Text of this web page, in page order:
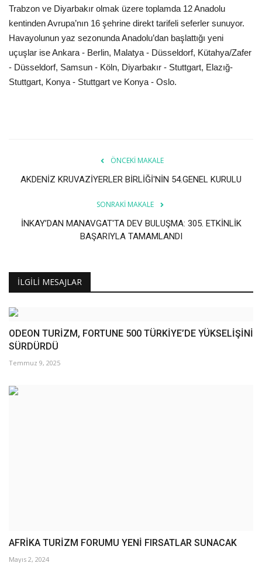
Trabzon ve Diyarbakır olmak üzere toplamda 12 Anadolu
kentinden Avrupa’nın 16 şehrine direkt tarifeli seferler sunuyor.
Havayolunun yaz sezonunda Anadolu’dan başlattığı yeni
uçuşlar ise Ankara - Berlin, Malatya - Düsseldorf, Kütahya/Zafer
- Düsseldorf, Samsun - Köln, Diyarbakır - Stuttgart, Elazığ-
Stuttgart, Konya - Stuttgart ve Konya - Oslo.
ÖNCEKI MAKALE
AKDENİZ KRUVAZİYERLER BİRLİĞİ'NİN 54.GENEL KURULU
SONRAKI MAKALE
İNKAY’DAN MANAVGAT'TA DEV BULUŞMA: 305. ETKİNLİK
BAŞARIYLA TAMAMLANDI
İLGILI MESAJLAR
ODEON TURİZM, FORTUNE 500 TÜRKİYE’DE YÜKSELİŞİNİ
SÜRDÜRDÜ
Temmuz 9, 2025
AFRİKA TURİZM FORUMU YENİ FIRSATLAR SUNACAK
Mayıs 2, 2024